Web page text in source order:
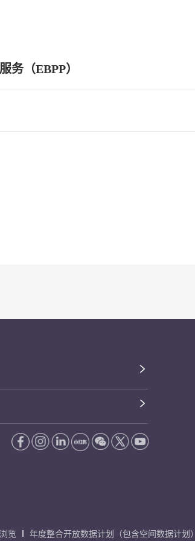
务（EBPP）
览 年度整合开放数据计划（包含空间数据计划）